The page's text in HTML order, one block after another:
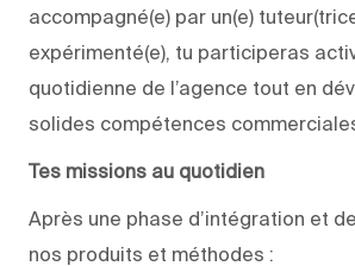
accompagné(e) par un(e)
expérimenté(e), tu participeras
quotidienne de l’agence tout en
solides compétences
Tes missions au quotidien
Après une phase d’intégration et
nos produits et méthodes :